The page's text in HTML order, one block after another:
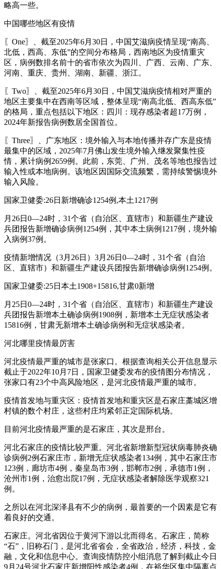
略高一些。
中国哪些地区有疫情
〖One〗、截至2025年6月30日，中国艾滋病疫情呈现“南高、
北低，西高、东低”的空间分布格局，西南地区为疫情重灾
区，病例数排名前十的省市依次为四川、广西、云南、广东、
河南、重庆、贵州、湖南、新疆、浙江。
〖Two〗、截至2025年6月30日，中国艾滋病疫情相对严重的
地区主要集中在西南等区域，整体呈现“南高北低、西高东低”
的格局，重点包括以下地区：四川：现存感染者超17万例，
2024年新报告病例数居全国首位。
〖Three〗、广东地区：境外输入与本地传播并存广东是疫情
最集中的区域，2025年7月佛山发生境外输入继发聚集性疫
情，累计病例2659例。此前，东莞、广州、茂名等地也报告过
输入性或本地病例。该地区因国际交流频繁，需持续警惕境外
输入风险。
国家卫健委:26日新增确诊1254例,本土1217例
月26日0—24时，31个省（自治区、直辖市）和新疆生产建设
兵团报告新增确诊病例1254例，其中本土病例1217例，境外输
入病例37例。
疫情新增情况（3月26日）3月26日0—24时，31个省（自治
区、直辖市）和新疆生产建设兵团报告新增确诊病例1254例。
国家卫健委:25日本土1908+15816,甘肃0新增
月25日0—24时，31个省（自治区、直辖市）和新疆生产建设
兵团报告新增本土确诊病例1908例，新增本土无症状感染者
15816例，甘肃无新增本土确诊病例和无症状感染者。
河北哪里疫情最厉害
河北疫情最严重的城市是张家口。根据查询相关公开信息显示
截止于2022年10月7日，国家卫健委发布的疫情图分布情况，
张家口有23个中高风险地区，是河北疫情最严重的城市。
疫情首发地与重灾区：疫情首发地和重灾区是石家庄藁城区增
村镇的数个村庄，这些村庄均紧邻正定国际机场。
目前河北疫情最严重的是石家庄，其次是邢台。
河北石家庄的疫情比较严重。河北省新增新型冠状病毒肺炎确
诊病例2例石家庄市，新增无症状感染者134例，其中石家庄市
123例，廊坊市4例，秦皇岛市3例，邯郸市2例，承德市1例，
沧州市1例，治愈出院17例，无症状感染者解除医学观察321
例。
之所以在河北深泽县有不少的病例，最首要的一个因素是它有
着良好的交通。
石家庄。河北省因位于黄河下游以北而得名。石家庄，简称
“石”，旧称石门，是河北省省会，全省政治，经济，科技，金
融，文化和信息中心。查询疫情防控小组消息了解到截止今日
9月24号河北石家庄新增阳性感染者4例，在裕华区集中隔离点